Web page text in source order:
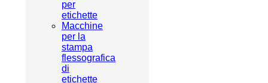
per
etichette
Macchine
per la
stampa
flessografica
di
etichette